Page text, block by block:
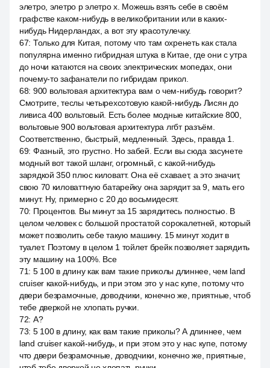
элетро, элетро р элетро х. Можешь взять себе в своём
графстве каком-нибудь в великобритании или в каких-
нибудь Нидерландах, а вот эту красотулечку.
67: Только для Китая, потому что там охренеть как стала
популярна именно гибридная штука в Китае, где они с утра
до ночи катаются на своих электрических мопедах, они
почему-то зафанатели по гибридам прикол.
68: 900 вольтовая архитектура вам о чем-нибудь говорит?
Смотрите, теслы четырехсотовую какой-нибудь Лисян до
ливиса 400 вольтовый. Есть более модные китайские 800,
вольтовые 900 вольтовая архитектура лгбт разъём.
Соответственно, быстрый, медленный. Здесь, правда 1.
69: Фазный, это грустно. Но забей. Если вы сюда засунете
модный вот такой шланг, огромный, с какой-нибудь
зарядкой 350 плюс киловатт. Она её схавает, а это значит,
свою 70 киловаттную батарейку она зарядит за 9, мать его
минут. Ну, примерно с 20 до восьмидесят.
70: Процентов. Вы минут за 15 зарядитесь полностью. В
целом человек с большой простатой сорокалетней, который
может позволить себе такую машину. 15 минут ходит в
туалет. Поэтому в целом 1 тойлет брейк позволяет зарядить
эту машину на 100%. Все
71: 5 100 в длину как вам такие приколы длиннее, чем land
cruiser какой-нибудь, и при этом это у нас купе, потому что
двери безрамочные, доводчики, конечно же, приятные, чтоб
тебе дверкой не хлопать ручки.
72: А?
73: 5 100 в длину, как вам такие приколы? А длиннее, чем
land cruiser какой-нибудь, и при этом это у нас купе, потому
что двери безрамочные, доводчики, конечно же, приятные,